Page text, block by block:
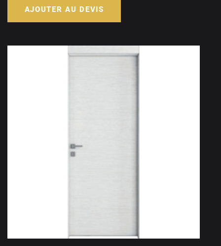
AJOUTER AU DEVIS